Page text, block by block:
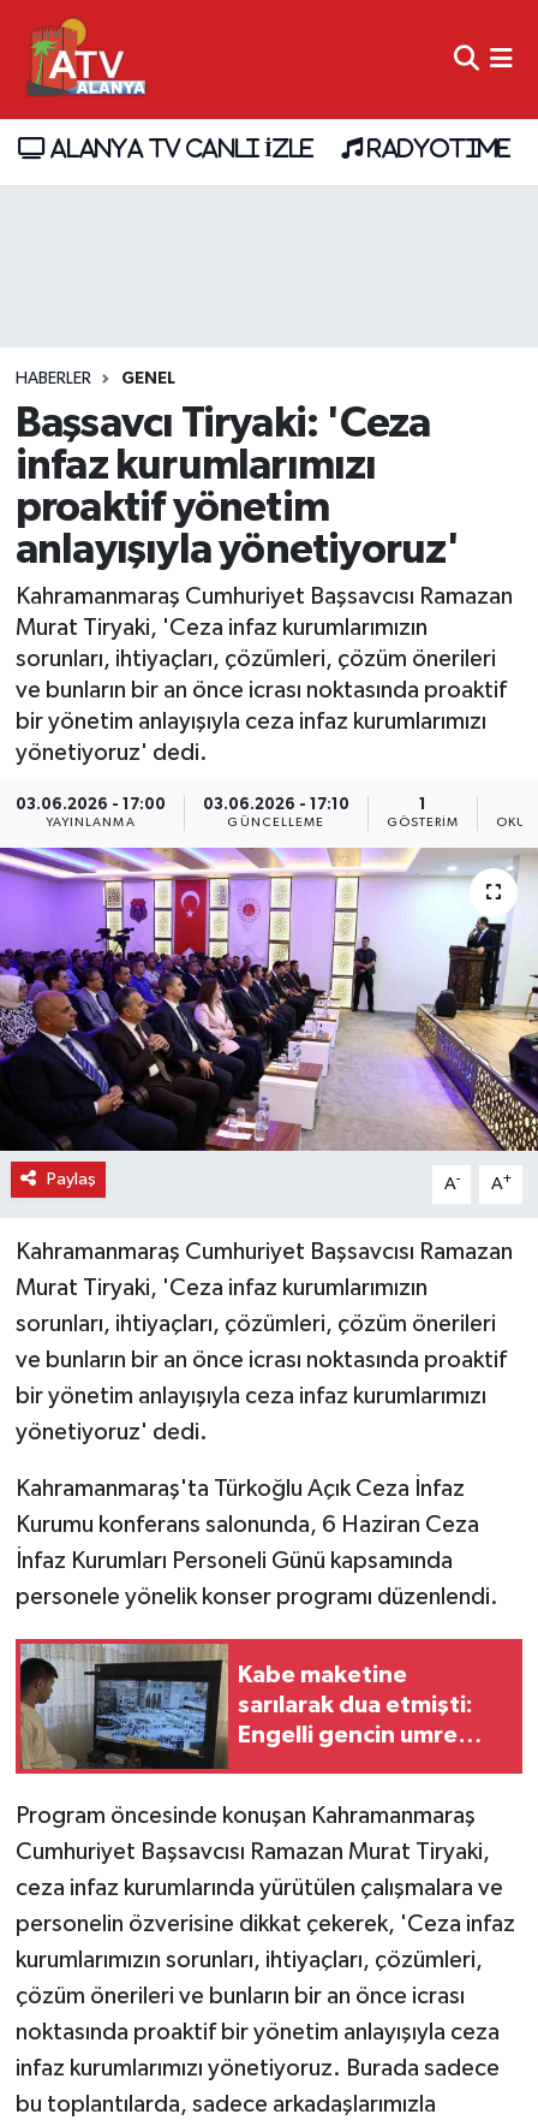
ALANYA TV CANLI İZLE RADYOTIME
HABERLER GENEL
Başsavcı Tiryaki: 'Ceza
infaz kurumlarımızı
proaktif yönetim
anlayışıyla yönetiyoruz'
Kahramanmaraş Cumhuriyet Başsavcısı Ramazan
Murat Tiryaki, 'Ceza infaz kurumlarımızın
sorunları, ihtiyaçları, çözümleri, çözüm önerileri
ve bunların bir an önce icrası noktasında proaktif
bir yönetim anlayışıyla ceza infaz kurumlarımızı
yönetiyoruz' dedi.
03.06.2026 - 17:00
YAYINLANMA
03.06.2026 - 17:10
GÜNCELLEME
1
GÖSTERIM
Paylaş A- A+
Kahramanmaraş Cumhuriyet Başsavcısı Ramazan
Murat Tiryaki, 'Ceza infaz kurumlarımızın
sorunları, ihtiyaçları, çözümleri, çözüm önerileri
ve bunların bir an önce icrası noktasında proaktif
bir yönetim anlayışıyla ceza infaz kurumlarımızı
yönetiyoruz' dedi.
Kahramanmaraş'ta Türkoğlu Açık Ceza İnfaz
Kurumu konferans salonunda, 6 Haziran Ceza
İnfaz Kurumları Personeli Günü kapsamında
personele yönelik konser programı düzenlendi.
Kabe maketine
sarılarak dua etmişti:
Engelli gencin umre
Program öncesinde konuşan Kahramanmaraş
Cumhuriyet Başsavcısı Ramazan Murat Tiryaki,
ceza infaz kurumlarında yürütülen çalışmalara ve
personelin özverisine dikkat çekerek, 'Ceza infaz
kurumlarımızın sorunları, ihtiyaçları, çözümleri,
çözüm önerileri ve bunların bir an önce icrası
noktasında proaktif bir yönetim anlayışıyla ceza
infaz kurumlarımızı yönetiyoruz. Burada sadece
bu toplantılarda, sadece arkadaşlarımızla